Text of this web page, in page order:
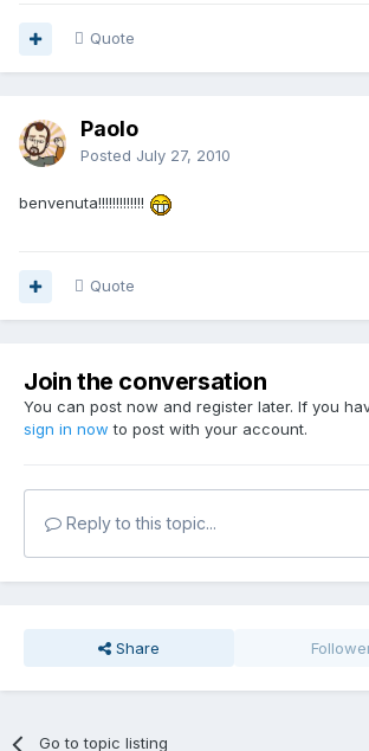
Quote
Paolo
Posted July 27, 2010
benvenuta!!!!!!!!!!!!!
Quote
Join the conversation
You can post now and register later. If you
sign in now to post with your account.
Reply to this topic...
Share
Go to topic listing